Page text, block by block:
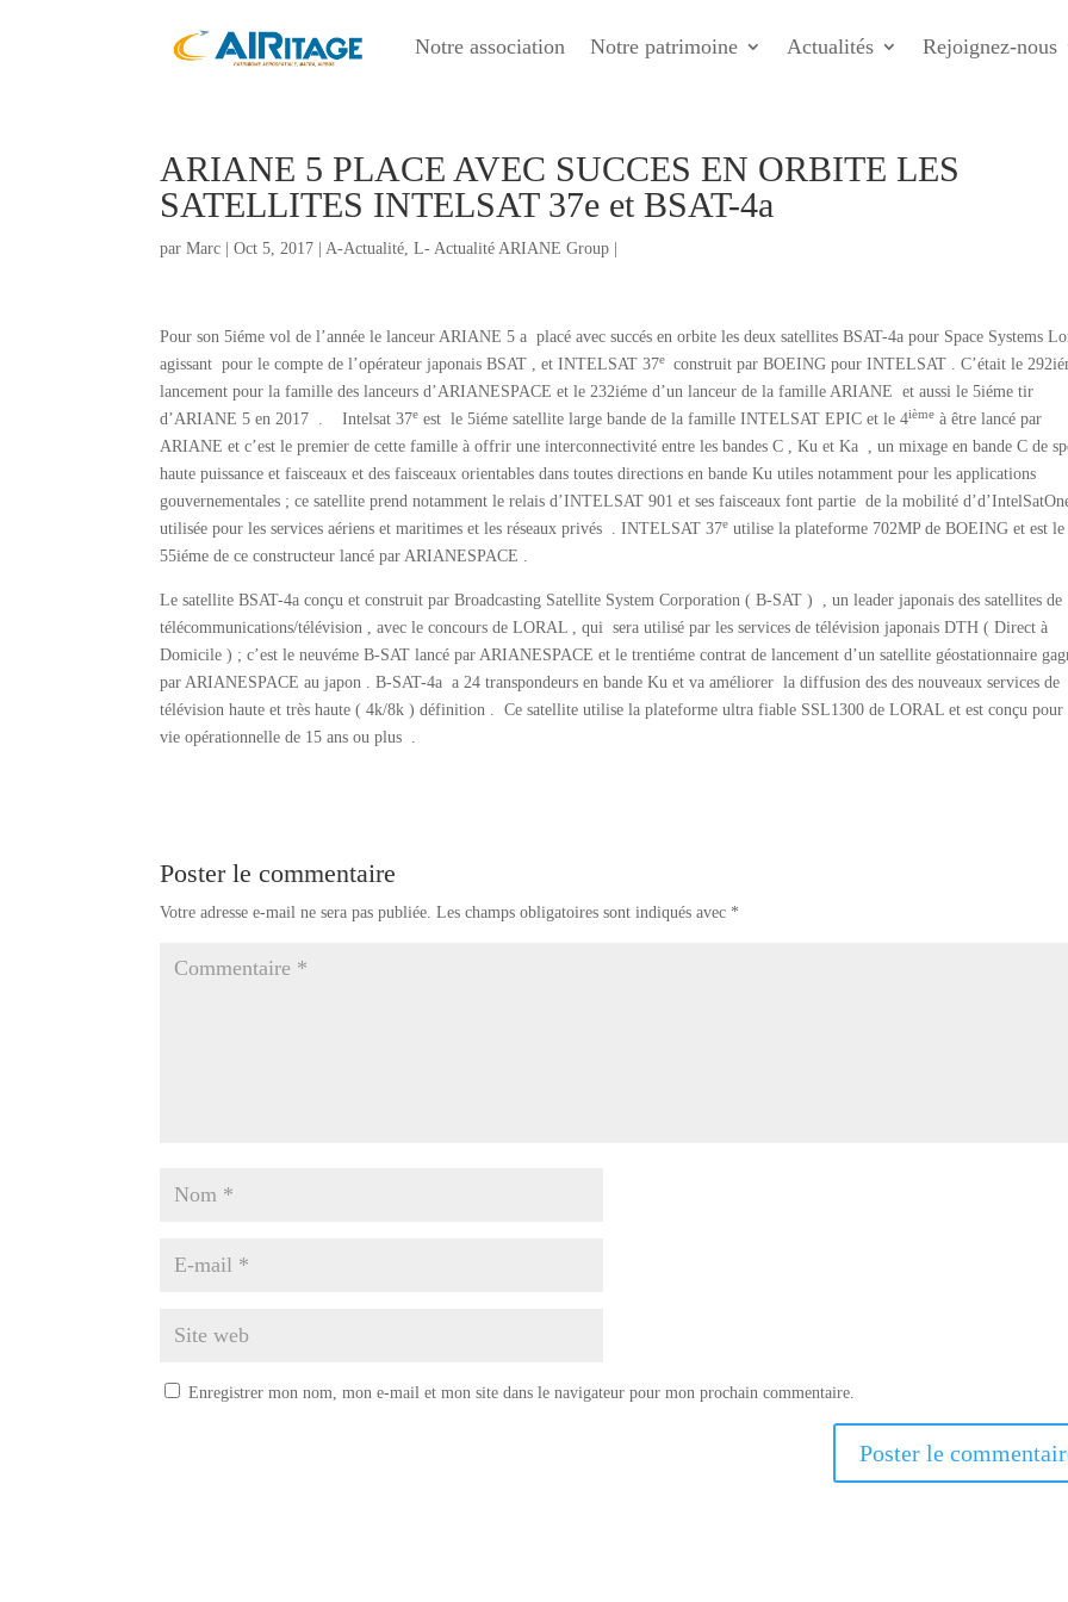
Notre association Notre patrimoine Actualités Rejoignez-nous
ARIANE 5 PLACE AVEC SUCCES EN ORBITE LES
SATELLITES INTELSAT 37e et BSAT-4a
parMarc |Oct 5, 2017 |A-Actualité,L- Actualité ARIANE Group
Pour son 5iéme vol de l’année le lanceur ARIANE 5 a placé avec succés en orbite les deux satellites BSAT-4a pour Space Systems
agissant pour le compte de l’opérateur japonais BSAT , et INTELSAT 37e
construit par BOEING pour INTELSAT . C’était le
lancement pour la famille des lanceurs d’ARIANESPACE et le 232iéme d’un lanceur de la famille ARIANE et aussi le 5iéme tir
d’ARIANE 5 en 2017 . Intelsat 37e est le 5iéme satellite large bande de la famille INTELSAT EPIC et le 4ième à être lancé par
ARIANE et c’est le premier de cette famille à offrir une interconnectivité entre les bandes C , Ku et Ka , un mixage en bande C de
haute puissance et faisceaux et des faisceaux orientables dans toutes directions en bande Ku utiles notamment pour les applications
gouvernementales ; ce satellite prend notamment le relais d’INTELSAT 901 et ses faisceaux font partie de la mobilité
utilisée pour les services aériens et maritimes et les réseaux privés . INTELSAT 37e utilise la plateforme 702MP de BOEING et est le
55iéme de ce constructeur lancé par ARIANESPACE .
Le satellite BSAT-4a conçu et construit par Broadcasting Satellite System Corporation ( B-SAT ) , un leader japonais des satellites de
télécommunications/télévision , avec le concours de LORAL , qui sera utilisé par les services de télévision japonais DTH ( Direct à
Domicile ) ; c’est le neuvéme B-SAT lancé par ARIANESPACE et le trentiéme contrat de lancement d’un satellite géostationnaire
par ARIANESPACE au japon . B-SAT-4a a 24 transpondeurs en bande Ku et va améliorer la diffusion des des nouveaux services de
télévision haute et très haute ( 4k/8k ) définition . Ce satellite utilise la plateforme ultra fiable SSL1300 de LORAL et est conçu pour
vie opérationnelle de 15 ans ou plus .
Poster le commentaire
Votre adresse e-mail ne sera pas publiée. Les champs obligatoires sont indiqués avec *
Enregistrer mon nom, mon e-mail et mon site dans le navigateur pour mon prochain commentaire.